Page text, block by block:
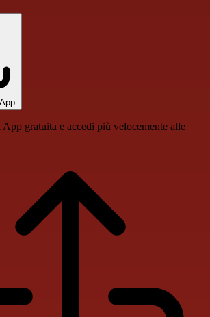
App gratuita e accedi più velocemente alle